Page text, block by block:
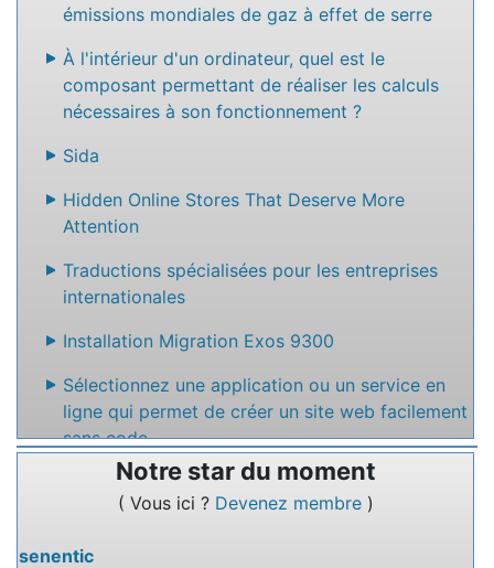
émissions mondiales de gaz à effet de serre
À l'intérieur d'un ordinateur, quel est le
composant permettant de réaliser les calculs
nécessaires à son fonctionnement ?
Sida
Hidden Online Stores That Deserve More
Attention
Traductions spécialisées pour les entreprises
internationales
Installation Migration Exos 9300
Sélectionnez une application ou un service en
ligne qui permet de créer un site web facilement
sans code
Nommez un service en ligne qui permet de
rédiger des textes à plusieurs.
Notre star du moment
( Vous ici ? Devenez membre )
senentic